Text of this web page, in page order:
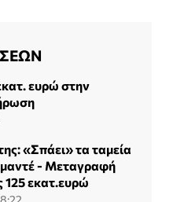
ευρώ στην
«Σπάει» τα ταμεία
- Μεταγραφή
125 εκατ.ευρώ